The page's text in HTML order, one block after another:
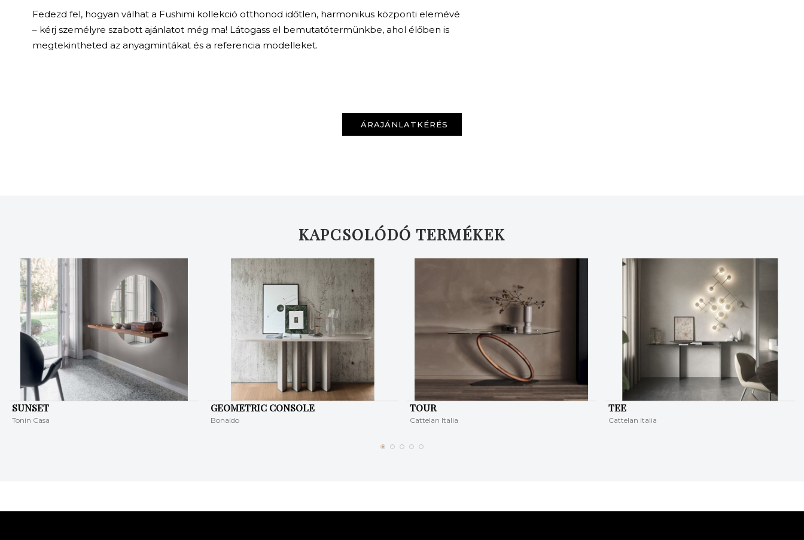
Fedezd fel, hogyan válhat a Fushimi kollekció otthonod időtlen, harmonikus központi elemévé
– kérj személyre szabott ajánlatot még ma! Látogass el bemutatótermünkbe, ahol élőben is
megtekintheted az anyagmintákat és a referencia modelleket.
ÁRAJÁNLATKÉRÉS
KAPCSOLÓDÓ TERMÉKEK
SUNSET
Tonin Casa
GEOMETRIC CONSOLE
Bonaldo
TOUR
Cattelan Italia
TEE
Cattelan Italia